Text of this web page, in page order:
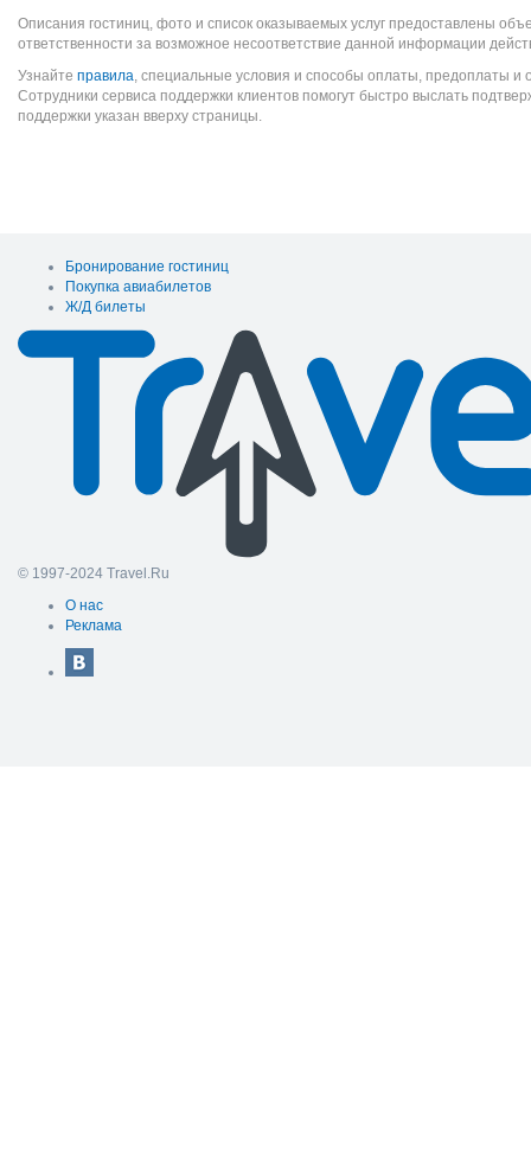
Описания гостиниц, фото и список оказываемых услуг предоставлены
ответственности за возможное несоответствие данной информации
Узнайте правила, специальные условия и способы оплаты, предоплаты и
Сотрудники сервиса поддержки клиентов помогут быстро выслать
поддержки указан вверху страницы.
Бронирование гостиниц
Покупка авиабилетов
Ж/Д билеты
© 1997-2024 Travel.Ru
О нас
Реклама